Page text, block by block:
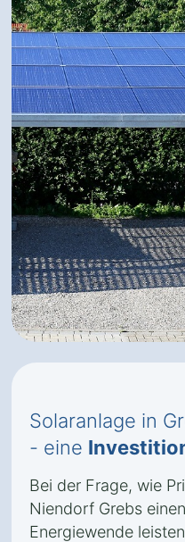
Solaranlage in
- eine
Bei der Frage, wie
Niendorf Grebs
Energiewende